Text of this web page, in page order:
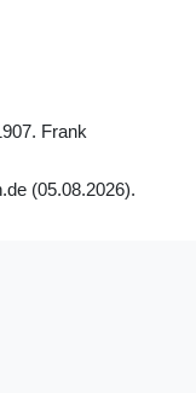
Frank
(05.08.2026).